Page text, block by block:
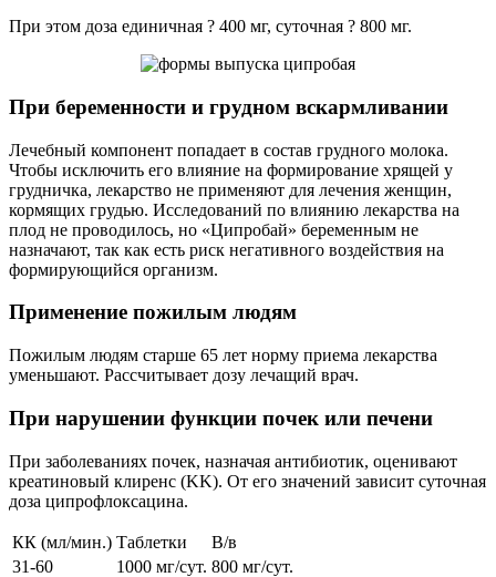
При этом доза единичная ? 400 мг, суточная ? 800 мг.
При беременности и грудном вскармливании
Лечебный компонент попадает в состав грудного молока.
Чтобы исключить его влияние на формирование хрящей у
грудничка, лекарство не применяют для лечения женщин,
кормящих грудью. Исследований по влиянию лекарства на
плод не проводилось, но «Ципробай» беременным не
назначают, так как есть риск негативного воздействия на
формирующийся организм.
Применение пожилым людям
Пожилым людям старше 65 лет норму приема лекарства
уменьшают. Рассчитывает дозу лечащий врач.
При нарушении функции почек или печени
При заболеваниях почек, назначая антибиотик, оценивают
креатиновый клиренс (KK). От его значений зависит суточная
доза ципрофлоксацина.
КК (мл/мин.) Таблетки
В/в
31-60
1000 мг/сут. 800 мг/сут.